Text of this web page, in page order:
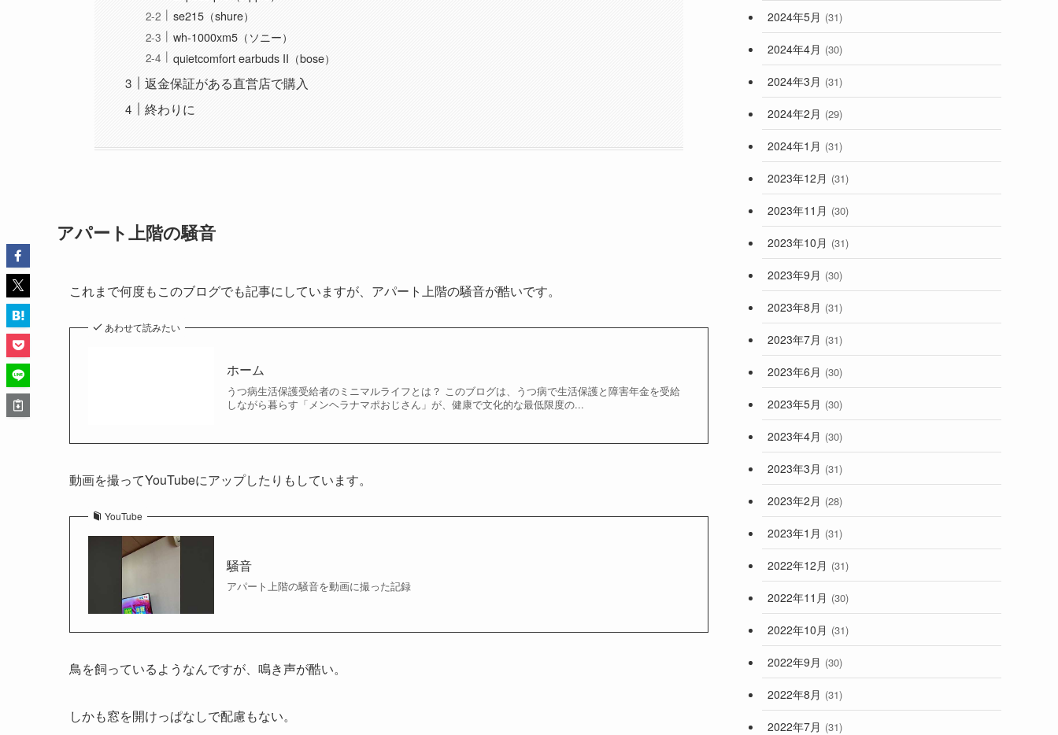
se215（shure）
wh-1000xm5（ソニー）
quietcomfort earbuds II（bose）
返金保証がある直営店で購入
終わりに
アパート上階の騒音
これまで何度もこのブログでも記事にしていますが、アパート上階の騒音が酷いです。
あわせて読みたい
ホーム
うつ病生活保護受給者のミニマルライフとは？ このブログは、うつ病で生活保護と障害年金を受給
しながら暮らす「メンヘラナマポおじさん」が、健康で文化的な最低限度の...
動画を撮ってYouTubeにアップしたりもしています。
YouTube
騒音
アパート上階の騒音を動画に撮った記録
鳥を飼っているようなんですが、鳴き声が酷い。
しかも窓を開けっぱなしで配慮もない。
2024年5月 (31)
2024年4月 (30)
2024年3月 (31)
2024年2月 (29)
2024年1月 (31)
2023年12月 (31)
2023年11月 (30)
2023年10月 (31)
2023年9月 (30)
2023年8月 (31)
2023年7月 (31)
2023年6月 (30)
2023年5月 (30)
2023年4月 (30)
2023年3月 (31)
2023年2月 (28)
2023年1月 (31)
2022年12月 (31)
2022年11月 (30)
2022年10月 (31)
2022年9月 (30)
2022年8月 (31)
2022年7月 (31)